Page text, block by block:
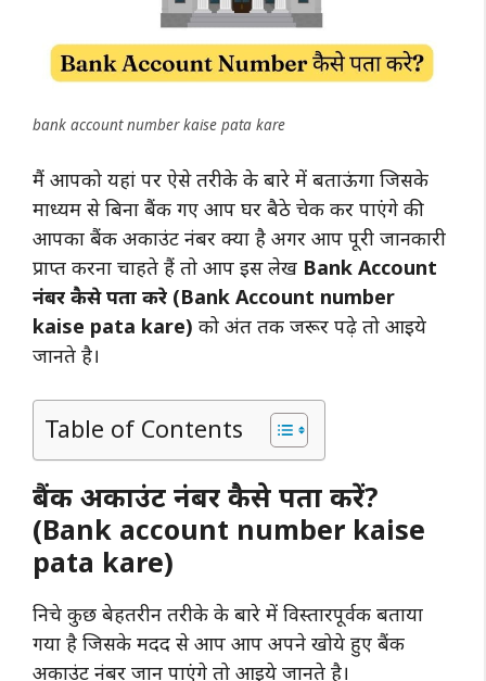
bank account number kaise pata kare
मैं आपको यहां पर ऐसे तरीके के बारे में बताऊंगा जिसके
माध्यम से बिना बैंक गए आप घर बैठे चेक कर पाएंगे की
आपका बैंक अकाउंट नंबर क्या है अगर आप पूरी जानकारी
प्राप्त करना चाहते हैं तो आप इस लेख Bank Account
नंबर कैसे पता करे (Bank Account number
kaise pata kare) को अंत तक जरूर पढ़े तो आइये
जानते है।
Table of Contents
बैंक अकाउंट नंबर कैसे पता करें?
(Bank account number kaise
pata kare)
निचे कुछ बेहतरीन तरीके के बारे में विस्तारपूर्वक बताया
गया है जिसके मदद से आप आप अपने खोये हुए बैंक
अकाउंट नंबर जान पाएंगे तो आइये जानते है।